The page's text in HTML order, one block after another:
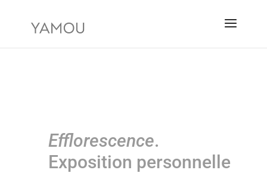
Efflorescence.
Exposition personnelle